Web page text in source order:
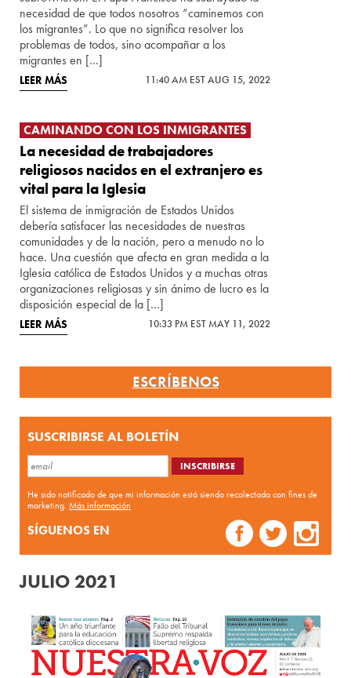
necesidad de que todos nosotros “caminemos con
los migrantes”. Lo que no significa resolver los
problemas de todos, sino acompañar a los
migrantes en […]
LEER MÁS 11:40 AM EST AUG 15, 2022
CAMINANDO CON LOS INMIGRANTES
La necesidad de trabajadores
religiosos nacidos en el extranjero es
vital para la Iglesia
El sistema de inmigración de Estados Unidos
debería satisfacer las necesidades de nuestras
comunidades y de la nación, pero a menudo no lo
hace. Una cuestión que afecta en gran medida a la
Iglesia católica de Estados Unidos y a muchas otras
organizaciones religiosas y sin ánimo de lucro es la
disposición especial de la […]
LEER MÁS 10:33 PM EST MAY 11, 2022
ESCRÍBENOS
SUSCRIBIRSE AL BOLETÍN
He sido notificado de que mi información está siendo recolectada con fines de
marketing.Más información
SÍGUENOS EN
JULIO 2021